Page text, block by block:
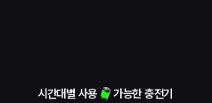
시간대별 사용 가능한 충전기